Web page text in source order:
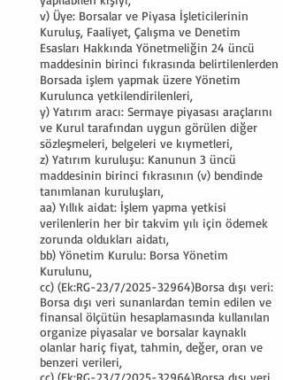
v) Üye: Borsalar ve Piyasa İşleticilerinin
Kuruluş, Faaliyet, Çalışma ve Denetim
Esasları Hakkında Yönetmeliğin 24 üncü
maddesinin birinci fıkrasında belirtilenlerden
Borsada işlem yapmak üzere Yönetim
Kurulunca yetkilendirilenleri,
y) Yatırım aracı: Sermaye piyasası araçlarını
ve Kurul tarafından uygun görülen diğer
sözleşmeleri, belgeleri ve kıymetleri,
z) Yatırım kuruluşu: Kanunun 3 üncü
maddesinin birinci fıkrasının (v) bendinde
tanımlanan kuruluşları,
aa) Yıllık aidat: İşlem yapma yetkisi
verilenlerin her bir takvim yılı için ödemek
zorunda oldukları aidatı,
bb) Yönetim Kurulu: Borsa Yönetim
Kurulunu,
cc) (Ek:RG-23/7/2025-32964)Borsa dışı veri:
Borsa dışı veri sunanlardan temin edilen ve
finansal ölçütün hesaplamasında kullanılan
organize piyasalar ve borsalar kaynaklı
olanlar hariç fiyat, tahmin, değer, oran ve
benzeri verileri,
çç) (Ek:RG-23/7/2025-32964)Borsa dışı veri